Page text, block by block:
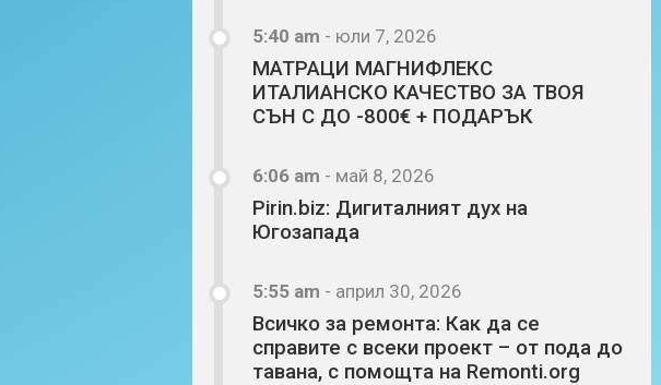
5:40 am - юли 7, 2026
МАТРАЦИ МАГНИФЛЕКС
ИТАЛИАНСКО КАЧЕСТВО ЗА ТВОЯ
СЪН С ДО -800€ + ПОДАРЪК
6:06 am - май 8, 2026
Pirin.biz: Дигиталният дух на
Югозапада
5:55 am - април 30, 2026
Всичко за ремонта: Как да се
справите с всеки проект – от пода до
тавана, с помощта на Remonti.org